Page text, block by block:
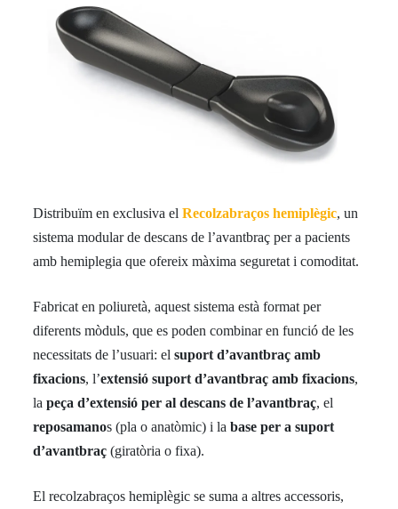
Distribuïm en exclusiva elRecolzabraços hemiplègic, un
sistema modular de descans de l’avantbraç per a pacients
amb hemiplegia que ofereix màxima seguretat i comoditat.
Fabricat en poliuretà, aquest sistema està format per
diferents mòduls, que es poden combinar en funció de les
necessitats de l’usuari: elsuport d’avantbraç amb
fixacions, l’extensió suport d’avantbraç amb fixacions,
lapeça d’extensió per al descans de l’avantbraç, el
reposamanos (pla o anatòmic) i labase per a suport
d’avantbraç (giratòria o fixa).
El recolzabraços hemiplègic se suma a altres accessoris,